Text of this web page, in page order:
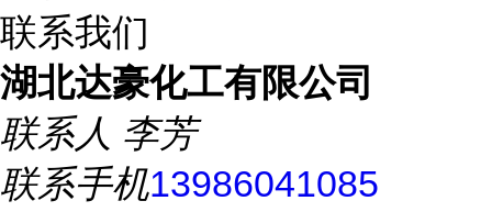
联系我们
湖北达豪化工有限公司
联系人 李芳
联系手机13986041085